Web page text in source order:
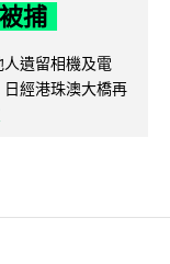
捕
遺留相機及電
經港珠澳大橋再